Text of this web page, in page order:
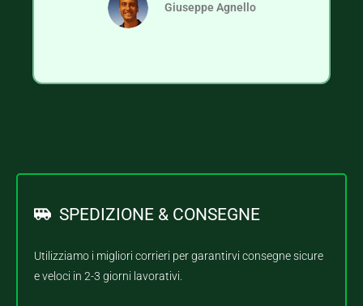
Giuseppe Agnello
SPEDIZIONE & CONSEGNE
Utilizziamo i migliori corrieri per garantirvi consegne sicure
e veloci in 2-3 giorni lavorativi.